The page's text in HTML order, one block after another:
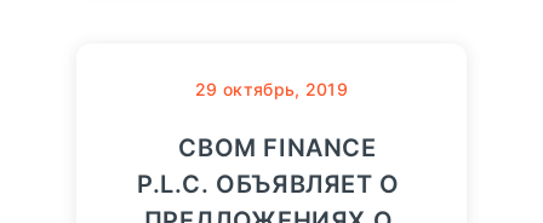
29 октябрь, 2019
CBOM FINANCE
P.L.C. ОБЪЯВЛЯЕТ О